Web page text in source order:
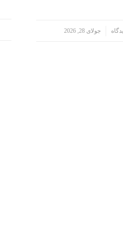
جولای 28, 2026